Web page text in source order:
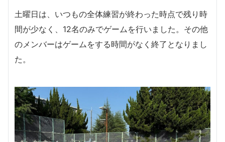
土曜日は、いつもの全体練習が終わった時点で残り時
間が少なく、12名のみでゲームを行いました。その他
のメンバーはゲームをする時間がなく終了となりまし
た。